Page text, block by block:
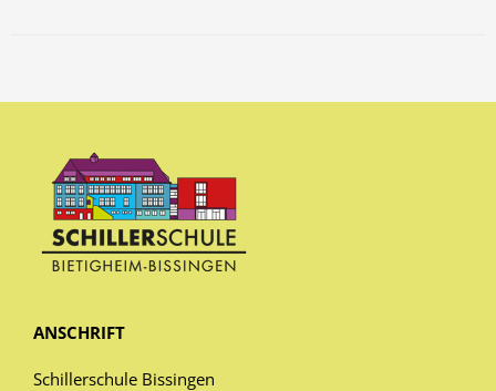
ANSCHRIFT
Schillerschule Bissingen